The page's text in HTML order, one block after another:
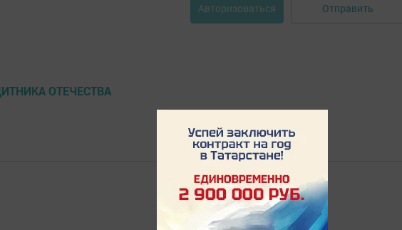
Авторизоваться Отправить
ОТЕЧЕСТВА